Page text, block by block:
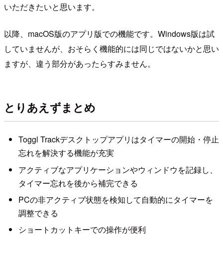
いただきたいと思います。
以降、macOS版のアプリ版での機能です。Windows版は試
していませんが、おそらく機能的には同じではないかと思い
ますが、違う部分があったらすみません。
とりあえずまとめ
Toggl Trackデスクトップアプリはタイマーの開始・停止
忘れを解決する機能が充実
アクティブなアプリケーションやウィンドウを記録し、
タイマー忘れを後から補完できる
PCの非アクティブ状態を検知して自動的にタイマーを
調整できる
ショートカットキーでの操作が便利